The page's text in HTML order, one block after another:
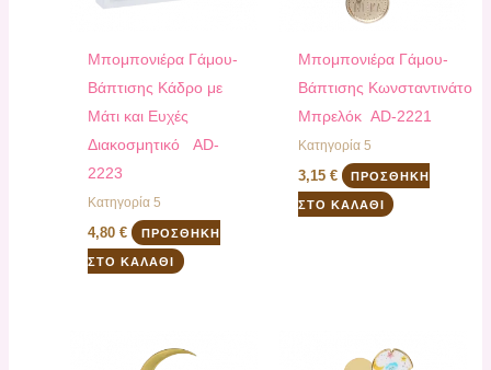
Μπομπονιέρα Γάμου-
Βάπτισης Κάδρο με
Mάτι και Ευχές
Διακοσμητικό AD-
2223
Κατηγορία 5
4,80€ ΠΡΟΣΘΉΚΗ
ΣΤΟ ΚΑΛΆΘΙ
Μπομπονιέρα Γάμου-
Βάπτισης Κωνσταντινάτο
Μπρελόκ AD-2221
Κατηγορία 5
3,15 € ΠΡΟΣΘΉΚΗ
ΣΤΟ ΚΑΛΆΘΙ